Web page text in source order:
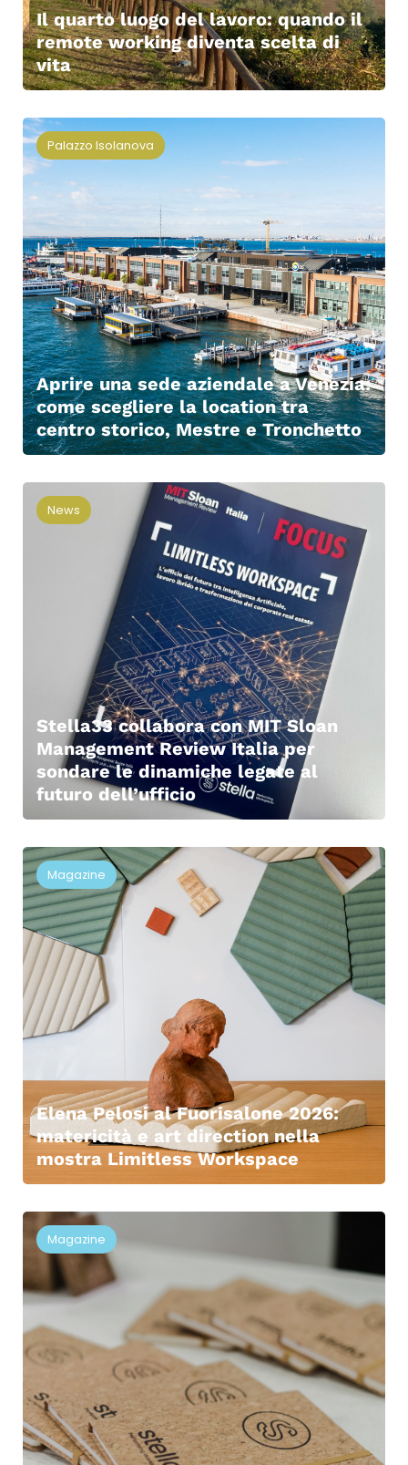
Il quarto luogo del lavoro: quando il
remote working diventa scelta di
vita
Palazzo Isolanova
Aprire una sede aziendale a Venezia:
come scegliere la location tra
centro storico, Mestre e Tronchetto
News
Stella33 collabora con MIT Sloan
Management Review Italia per
sondare le dinamiche legate al
futuro dell’ufficio
Magazine
Elena Pelosi al Fuorisalone 2026:
matericità e art direction nella
mostra Limitless Workspace
Magazine